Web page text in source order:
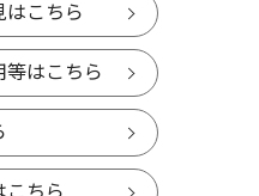
はこちら
等はこちら